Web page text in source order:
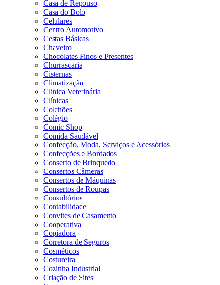
Casa de Repouso
Casa do Bolo
Celulares
Centro Automotivo
Cestas Básicas
Chaveiro
Chocolates Finos e Presentes
Churrascaria
Cisternas
Climatização
Clinica Veterinária
Clínicas
Colchões
Colégio
Comic Shop
Comida Saudável
Confecção, Moda, Serviços e Acessórios
Confecções e Bordados
Conserto de Brinquedo
Consertos Câmeras
Consertos de Máquinas
Consertos de Roupas
Consultórios
Contabilidade
Convites de Casamento
Cooperativa
Copiadora
Corretora de Seguros
Cosméticos
Costureira
Cozinha Industrial
Criação de Sites